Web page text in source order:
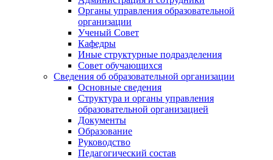
Органы управления образовательной
организации
Ученый Совет
Кафедры
Иные структурные подразделения
Совет обучающихся
Сведения об образовательной организации
Основные сведения
Структура и органы управления
образовательной организацией
Документы
Образование
Руководство
Педагогический состав